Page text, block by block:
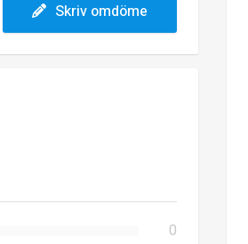
Skriv omdöme
0